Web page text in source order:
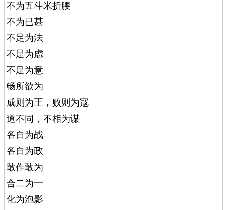
不为五斗米折腰
不为已甚
不足为法
不足为虑
不足为意
畅所欲为
成则为王，败则为寇
道不同，不相为谋
各自为战
各自为政
敢作敢为
合二为一
化为泡影